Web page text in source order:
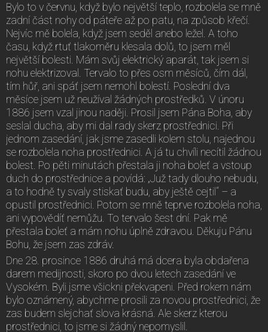
Bylo to v červnu, když bylo největší teplo, rozbolela se mně
zadní část nohy od páteře až po patu, na způsob křečí.
Nejvíc mě bolela, když jsem seděl anebo ležel. A toho
času, když rtuť tlakoměru klesala dolů, to jsem měl
největší bolesti. Mám svůj elektrický aparát, tak jsem si
nohu elektrizoval. Tervalo to přes osm měsíců, čím dál,
tím hůř, ani spáť jsem nemohl bolestí. Poslední dva
měsíce jsem už neužíval žádných prostředků. V únoru
1886 jsem vzal jinou naději. Prosil jsem Pána Boha, aby
seslal ducha, aby mi dal rady skerz prostřednici. Při
jednom zasedání, jak jsme zasedli kolem stolu, najednou
se rozbolela noha prostřednici. A já tu chvíli necítil žádnou
bolest. Po pěti minutách přestala ji noha boleť a vstoup
duch do prostřednice a povídá: „Juž tady dlouho nebudu,
a to hodně ty svaly stiskať budu, aby ještě cejtil“ – a
opustil prostřednici. Potom se mně teprve rozbolela noha,
ani vypovědíť nemůžu. To tervalo šest dní. Pak mě
přestala boleť a mám nohu úplně zdravou. Děkuju Pánu
Bohu, že jsem zas zdráv.
Dne 28. prosince 1886 druhá má dcera byla obdařena
darem medijnosti, skoro po dvou letech zasedání ve
Vysokém. Byli jsme všickni překvapeni. Před rokem nám
bylo oznámený, abychme prosili za novou prostřednici, že
zas budem slejchať slova krásná. Ale skerz kterou
prostřednici, to jsme si žádný nepomyslil.